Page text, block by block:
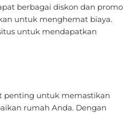
berbagai diskon dan promo
untuk menghemat biaya.
untuk mendapatkan
penting untuk memastikan
rumah Anda. Dengan